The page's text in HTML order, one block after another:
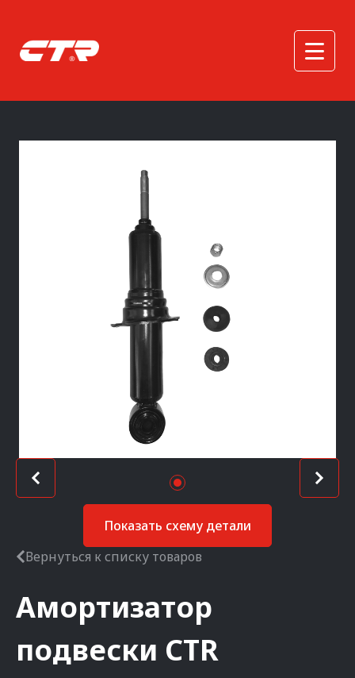
Показать схему детали
Вернуться к списку товаров
Амортизатор
подвески CTR